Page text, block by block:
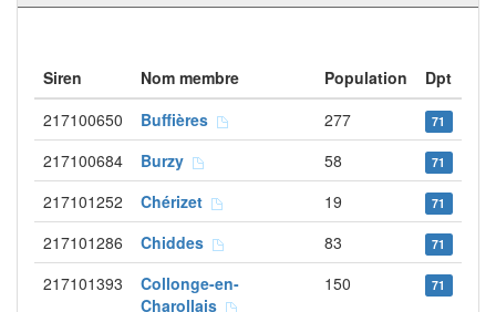
Siren Nom membre Population
Dpt
217100650
Buffières 277 71
217100684 Burzy 58 71
217101252 Chérizet 19 71
217101286 Chiddes 83 71
217101393
Collonge-en-
Charollais
150 71